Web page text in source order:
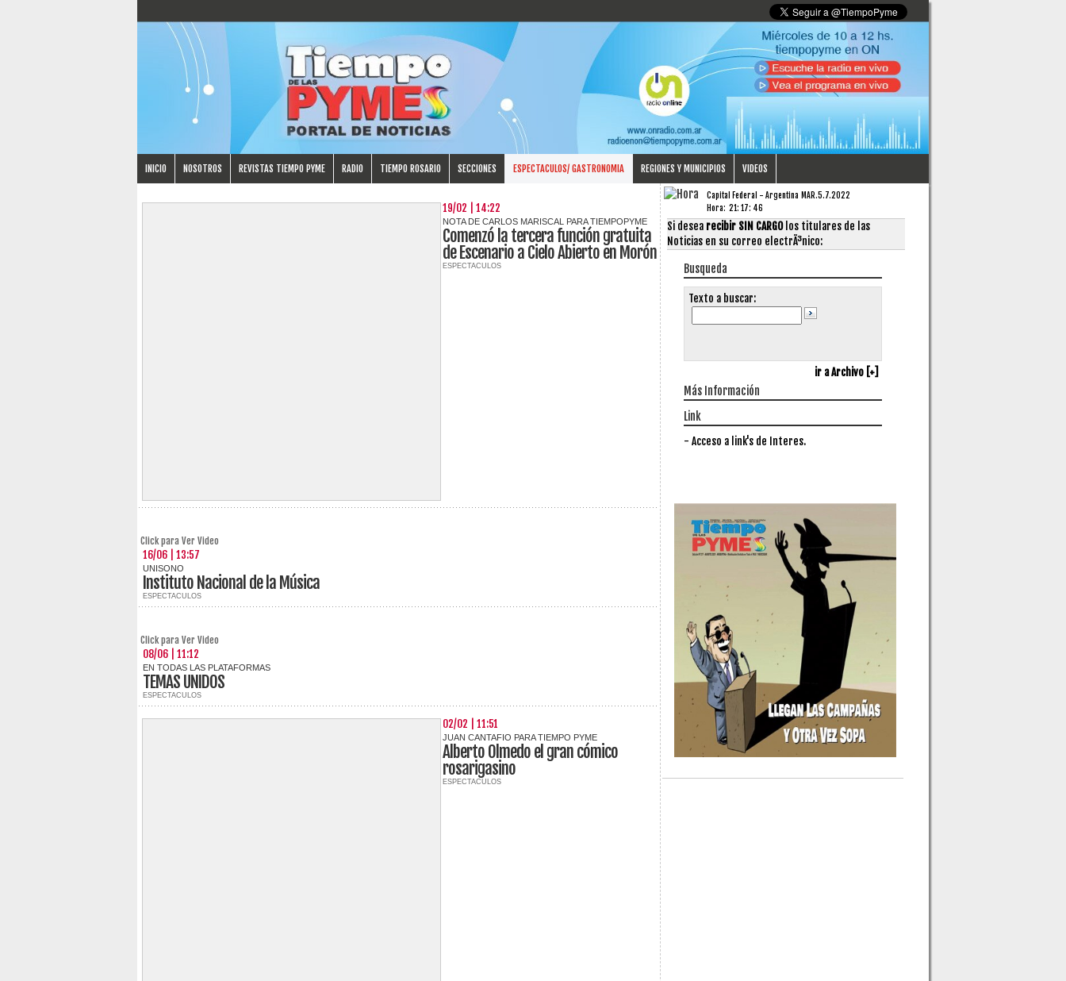
INICIO NOSOTROS REVISTAS TIEMPO PYME RADIO TIEMPO ROSARIO SECCIONES ESPECTACULOS/ GASTRONOMIA REGIONES Y MUNICIPIOS VIDEOS
19/02 | 14:22
NOTA DE CARLOS MARISCAL PARA TIEMPOPYME
Comenzó la tercera función gratuita
de Escenario a Cielo Abierto en Morón
ESPECTACULOS
Click para Ver Video
16/06 | 13:57
UNISONO
Instituto Nacional de la Música
ESPECTACULOS
Click para Ver Video
08/06 | 11:12
EN TODAS LAS PLATAFORMAS
TEMAS UNIDOS
ESPECTACULOS
02/02 | 11:51
JUAN CANTAFIO PARA TIEMPO PYME
Alberto Olmedo el gran cómico
rosarigasino
ESPECTACULOS
Capital Federal - Argentina MAR.5.7.2022
Hora: 21: 17: 46
Si desea recibir SIN CARGOlos titulares de las
Noticias en su correo electrÃ³nico:
Busqueda
Texto a buscar:
ir a Archivo [+]
Más Información
Link
- Acceso a link's de Interes.